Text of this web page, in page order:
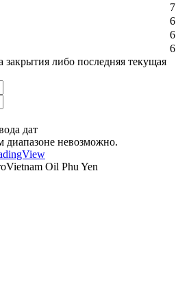
7
6
6
6
закрытия либо последняя текущая
дат
диапазоне невозможно.
Oil Phu Yen